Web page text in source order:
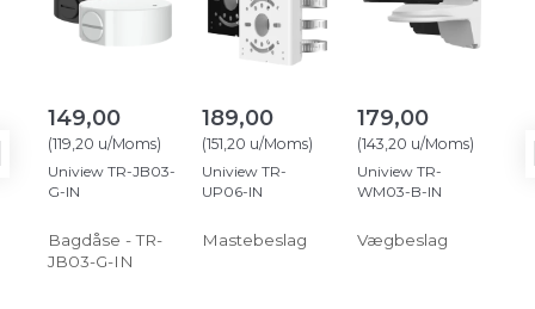
149,00
(119,20 u/Moms)
Uniview TR-JB03-
G-IN
Bagdåse - TR-
JB03-G-IN
189,00
(151,20 u/Moms)
Uniview TR-
UP06-IN
Mastebeslag
179,00
(143,20 u/Moms)
Uniview TR-
WM03-B-IN
Vægbeslag